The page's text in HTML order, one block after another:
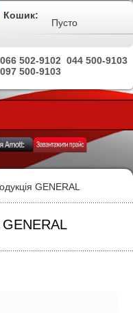
044 500-9103
066 502-9102
097 500-9103
Кошик:
Пусто
GENERAL
GENERAL